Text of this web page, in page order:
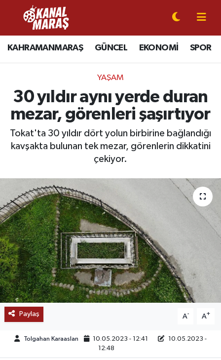
KAHRAMANMARAŞ GÜNCEL EKONOMİ SPOR
YAŞAM
30 yıldır aynı yerde duran
mezar, görenleri şaşırtıyor
Tokat'ta 30 yıldır dört yolun birbirine bağlandığı
kavşakta bulunan tek mezar, görenlerin dikkatini
çekiyor.
Paylaş A- A+
Tolgahan Karaaslan 10.05.2023 - 12:41
10.05.2023 -
12:48
CANLI YAYIN
KAHRAMANMARAŞ
SPOR
SİYASET
GÜNDEM
MAGAZİN
SAĞLIK
EĞİTİM
BÖLGE
KEŞFET
POPÜLER
Kahramanmaraş Nöbetçi Eczaneler
Kahramanmaraş Hava Durumu
Kahramanmaraş Trafik Yoğunluk Haritası
Süper Lig Puan Durumu ve Fikstür
Son Dakika Haberleri
Haber Arşivi